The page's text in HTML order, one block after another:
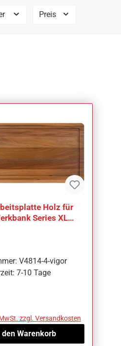
Preis
Holz für
Series XL
V4814-4-vigor
7-10 Tage
zzgl. Versandkosten
den Warenkorb